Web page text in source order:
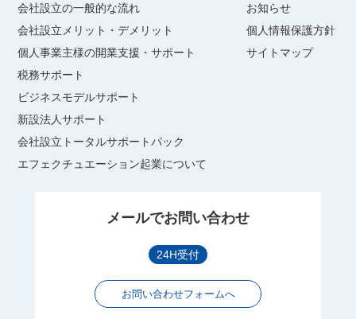
会社設立の一般的な流れ
会社設立メリット・デメリット
個人事業主様の開業支援・サポート
税務サポート
ビジネスモデルサポート
新設法人サポート
会社設立トータルサポートパック
エフェクチュエーション起業について
お知らせ
個人情報保護方針
サイトマップ
メールでお問い合わせ
24H受付
お問い合わせフォームへ